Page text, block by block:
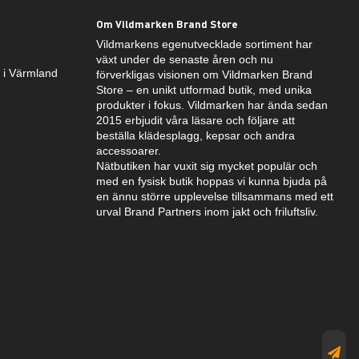
Värmland
Om Vildmarken Brand Store
Vildmarkens egenutvecklade sortiment har
växt under de senaste åren och nu
förverkligas visionen om Vildmarken Brand
Store – en unikt utformad butik, med unika
produkter i fokus. Vildmarken har ända sedan
2015 erbjudit våra läsare och följare att
beställa klädesplagg, kepsar och andra
accessoarer.
Nätbutiken har vuxit sig mycket populär och
med en fysisk butik hoppas vi kunna bjuda på
en ännu större upplevelse tillsammans med ett
urval Brand Partners inom jakt och friluftsliv.